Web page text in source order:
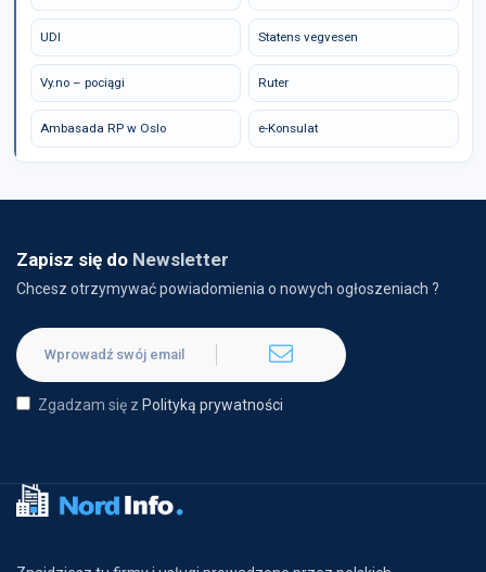
UDI Statens vegvesen
Vy.no – pociągi Ruter
Ambasada RP w Oslo e-Konsulat
Zapisz się do Newsletter
Chcesz otrzymywać powiadomienia o nowych ogłoszeniach ?
Zgadzam się z Polityką prywatności